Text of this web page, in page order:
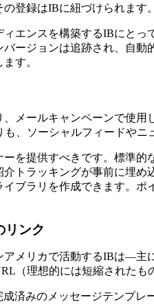
登録はIBに紐づけられます
エンスを構築するIBにと
ージョンは追跡され、自
す。
メールキャンペーンで使
、ソーシャルフィードやニ
を提供すべきです。標準的
トラッキングが事前に埋め
ブラリを作成できます。
リンク
メリカで活動するIBは—主
（理想的には短縮された
成済みのメッセージテン